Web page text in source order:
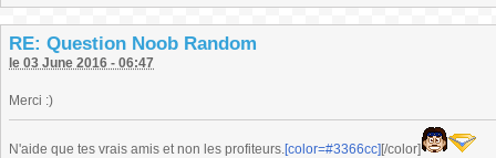
RE: Question Noob Random
le 03 June 2016 - 06:47
Merci :)
N'aide que tes vrais amis et non les profiteurs.[color=#3366cc] [/color]